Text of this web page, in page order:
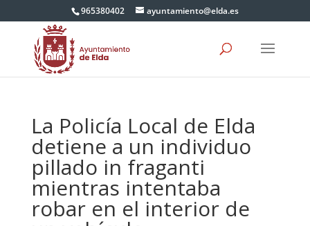
965380402 ayuntamiento@elda.es
La Policía Local de Elda
detiene a un individuo
pillado in fraganti
mientras intentaba
robar en el interior de